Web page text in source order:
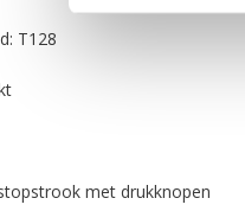
T128
met drukknopen